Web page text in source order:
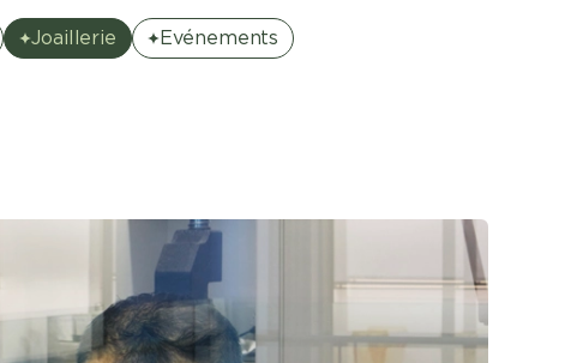
Joaillerie Événements